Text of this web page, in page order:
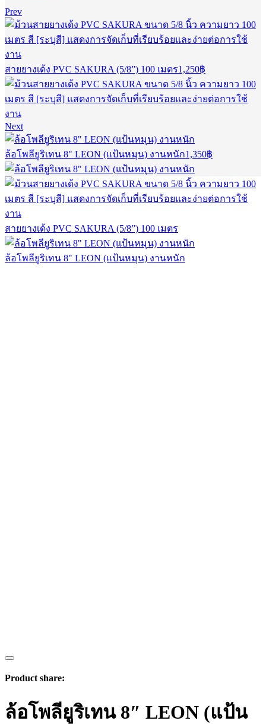
Prev
สายยางเด้ง PVC SAKURA (5/8”) 100 เมตร1,250฿
Next
ล้อโพลียูริเทน 8" LEON (แป้นหมุน) งานหนัก1,350฿
สายยางเด้ง PVC SAKURA (5/8”) 100 เมตร
ล้อโพลียูริเทน 8" LEON (แป้นหมุน) งานหนัก
Product share:
ล้อโพลียูริเทน 8″ LEON (แป้น